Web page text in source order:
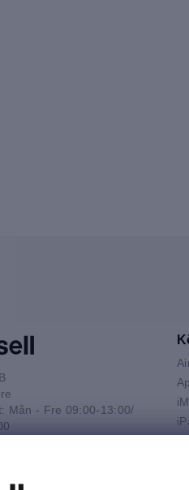
Mån - Fre 09:00-13:00/